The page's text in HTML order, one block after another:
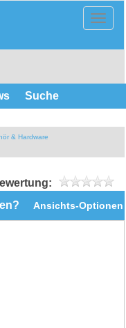
Suche
& Hardware
Ansichts-Optionen